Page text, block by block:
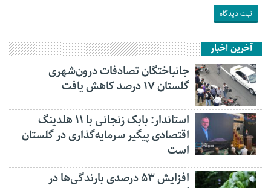
آخرین اخبار
جانباختگان تصادفات درون‌شهری
گلستان ۱۷ درصد کاهش یافت
استاندار: بابک زنجانی با ۱۱ هلدینگ
اقتصادی پیگیر سرمایه‌گذاری در گلستان
است
افزایش ۵۳ درصدی بارندگی‌ها در